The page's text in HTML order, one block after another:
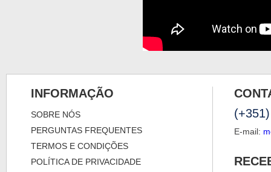
INFORMAÇÃO
SOBRE NÓS
PERGUNTAS FREQUENTES
TERMOS E CONDIÇÕES
POLÍTICA DE PRIVACIDADE
E-mail: